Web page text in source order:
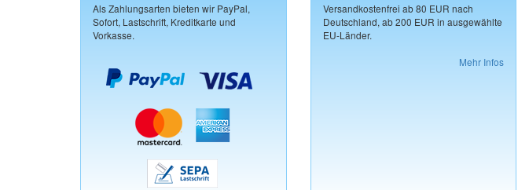
Als Zahlungsarten bieten wir PayPal,
Sofort, Lastschrift, Kreditkarte und
Vorkasse.
Versandkostenfrei ab 80 EUR nach
Deutschland, ab 200 EUR in ausgewählte
EU-Länder.
Mehr Infos